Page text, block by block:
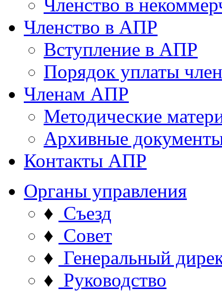
Членство в
Членство в АПР
Вступление в АПР
Порядок уплаты
Членам АПР
Методические
Архивные
Контакты АПР
Органы управления
♦ Съезд
♦ Совет
♦ Генеральный
♦ Руководство